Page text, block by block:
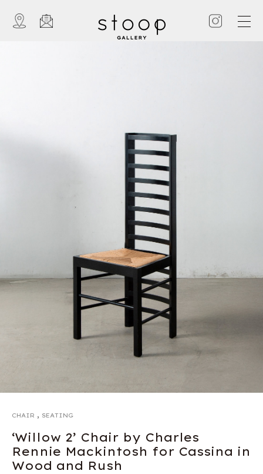
CHAIR , SEATING
‘Willow 2’ Chair by Charles
Rennie Mackintosh for Cassina in
Wood and Rush